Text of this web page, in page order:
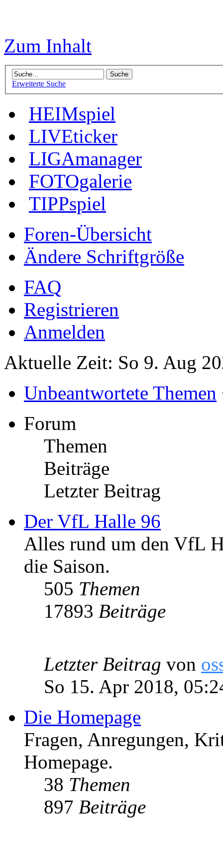
Zum Inhalt
Erweiterte Suche
HEIMspiel
LIVEticker
LIGAmanager
FOTOgalerie
TIPPspiel
Foren-Übersicht
Ändere Schriftgröße
FAQ
Registrieren
Anmelden
Aktuelle Zeit: So 9. Aug
Unbeantwortete Themen
Forum
Themen
Beiträge
Letzter Beitrag
Der VfL Halle 96
Alles rund um den VfL
die Saison.
505 Themen
17893 Beiträge
Letzter Beitrag von
So 15. Apr 2018,
Die Homepage
Fragen, Anregungen,
Homepage.
38 Themen
897 Beiträge